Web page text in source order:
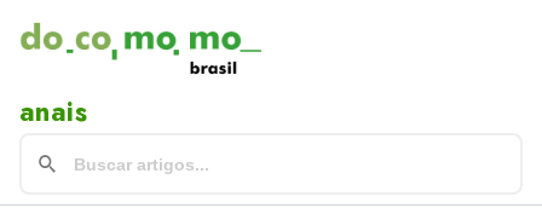
anais